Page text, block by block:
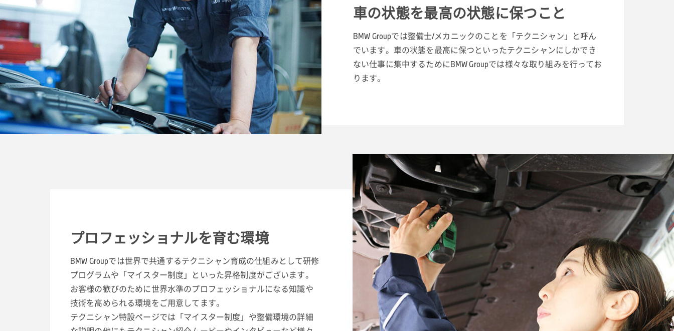
車の状態を最高の状態に保つこと
BMW Groupでは整備士/メカニックのことを「テクニシャン」と呼ん
でいます。車の状態を最高に保つといったテクニシャンにしかでき
ない仕事に集中するためにBMW Groupでは様々な取り組みを行ってお
ります。
プロフェッショナルを育む環境
BMW Groupでは世界で共通するテクニシャン育成の仕組みとして研修
プログラムや「マイスター制度」といった昇格制度がございます。
お客様の歓びのために世界水準のプロフェッショナルになる知識や
技術を高められる環境をご用意してます。
テクニシャン特設ページでは「マイスター制度」や整備環境の詳細